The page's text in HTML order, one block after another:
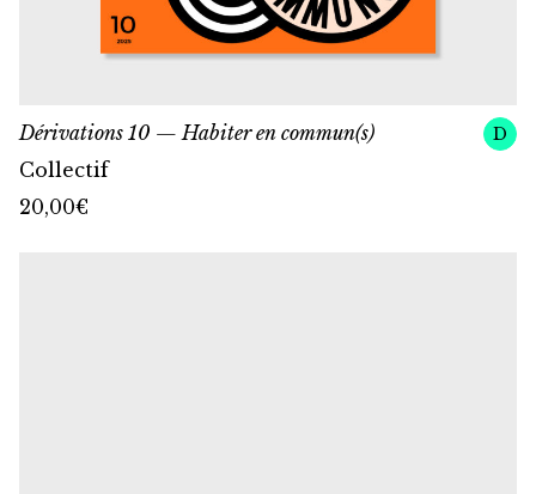
Dérivations 10 — Habiter en commun(s) D
Collectif
20,00€